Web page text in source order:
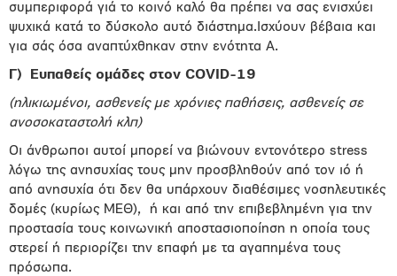
συμπεριφορά γιά το κοινό καλό θα πρέπει να σας ενισχύει
ψυχικά κατά το δύσκολο αυτό διάστημα.Ισχύουν βέβαια και
για σάς όσα αναπτύχθηκαν στην ενότητα Α.
Γ)
Ευπαθείς ομάδες στον COVID-19
(ηλικιωμένοι, ασθενείς με χρόνιες παθήσεις, ασθενείς σε
ανοσοκαταστολή κλπ)
Οι άνθρωποι αυτοί μπορεί να βιώνουν εντονότερο stress
λόγω της ανησυχίας τους μην προσβληθούν από τον ιό ή
από ανησυχία ότι δεν θα υπάρχουν διαθέσιμες νοσηλευτικές
δομές (κυρίως ΜΕΘ),
ή και από την επιβεβλημένη για την
προστασία τους κοινωνική αποστασιοποίηση η οποία τους
στερεί ή περιορίζει την επαφή με τα αγαπημένα τους
πρόσωπα.